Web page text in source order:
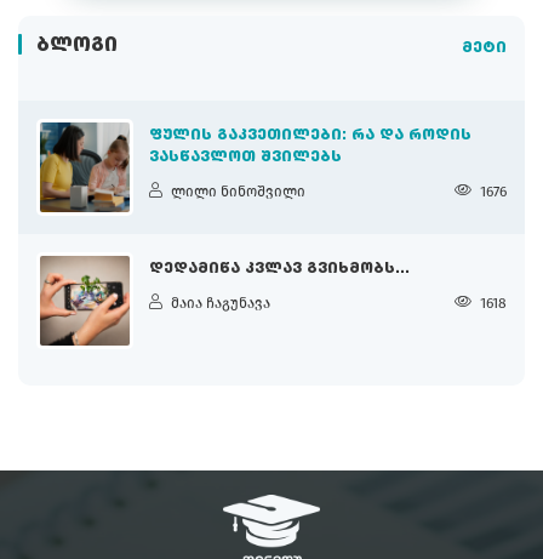
ᲑᲚᲝᲒᲘ მეტი
ᲤᲣᲚᲘᲡ ᲒᲐᲙᲕᲔᲗᲘᲚᲔᲑᲘ: ᲠᲐ ᲓᲐ ᲠᲝᲓᲘᲡ
ᲕᲐᲡᲬᲐᲕᲚᲝᲗ ᲨᲕᲘᲚᲔᲑᲡ
ლილი ნინოშვილი 1676
ᲓᲔᲓᲐᲛᲘᲬᲐ ᲙᲕᲚᲐᲕ ᲒᲕᲘᲮᲛᲝᲑᲡ...
მაია ჩაგუნავა 1618